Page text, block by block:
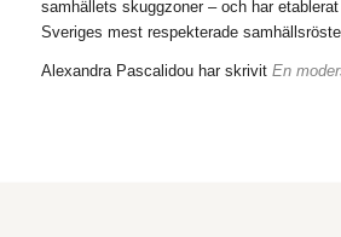
samhällets skuggzoner – och har
Sveriges mest respekterade
Alexandra Pascalidou har skrivit En